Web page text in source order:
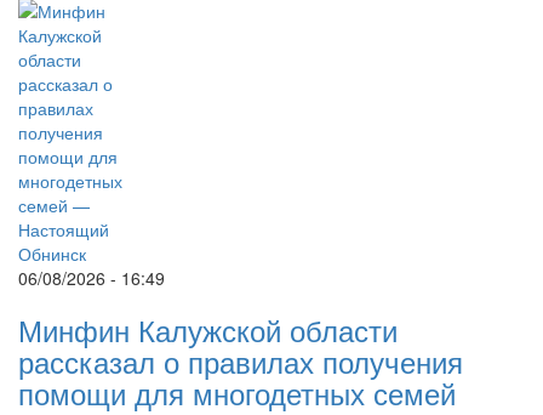
06/08/2026 - 16:49
Минфин Калужской области
рассказал о правилах получения
помощи для многодетных семей